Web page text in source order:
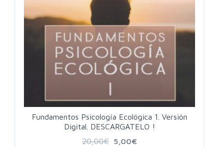
Fundamentos Psicología Ecológica 1. Versión
Digital. DESCARGATELO !
20,00€ 5,00€